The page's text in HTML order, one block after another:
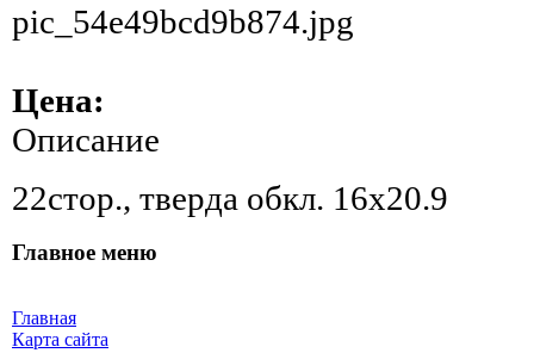
pic_54e49bcd9b874.jpg
Цена:
Описание
22стор., тверда обкл. 16x20.9
Главное меню
Главная
Карта сайта